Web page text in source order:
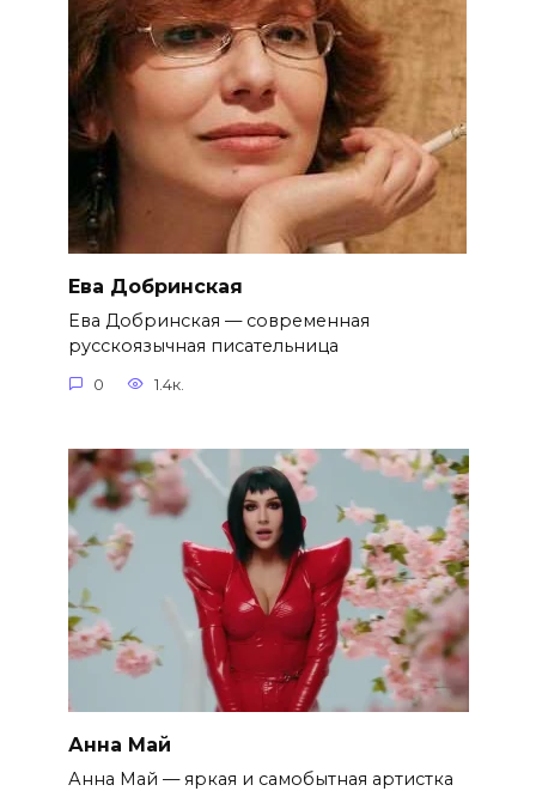
Ева Добринская
Ева Добринская — современная
русскоязычная писательница
0 1.4к.
Анна Май
Анна Май — яркая и самобытная артистка